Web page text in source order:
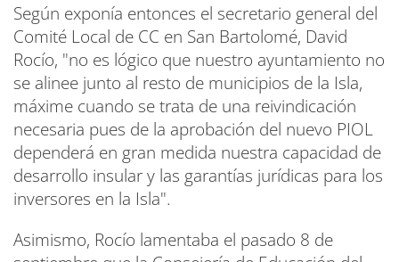
Según exponía entonces el secretario general del
Comité Local de CC en San Bartolomé, David
Rocío, "no es lógico que nuestro ayuntamiento no
se alinee junto al resto de municipios de la Isla,
máxime cuando se trata de una reivindicación
necesaria pues de la aprobación del nuevo PIOL
dependerá en gran medida nuestra capacidad de
desarrollo insular y las garantías jurídicas para los
inversores en la Isla".
Asimismo, Rocío lamentaba el pasado 8 de